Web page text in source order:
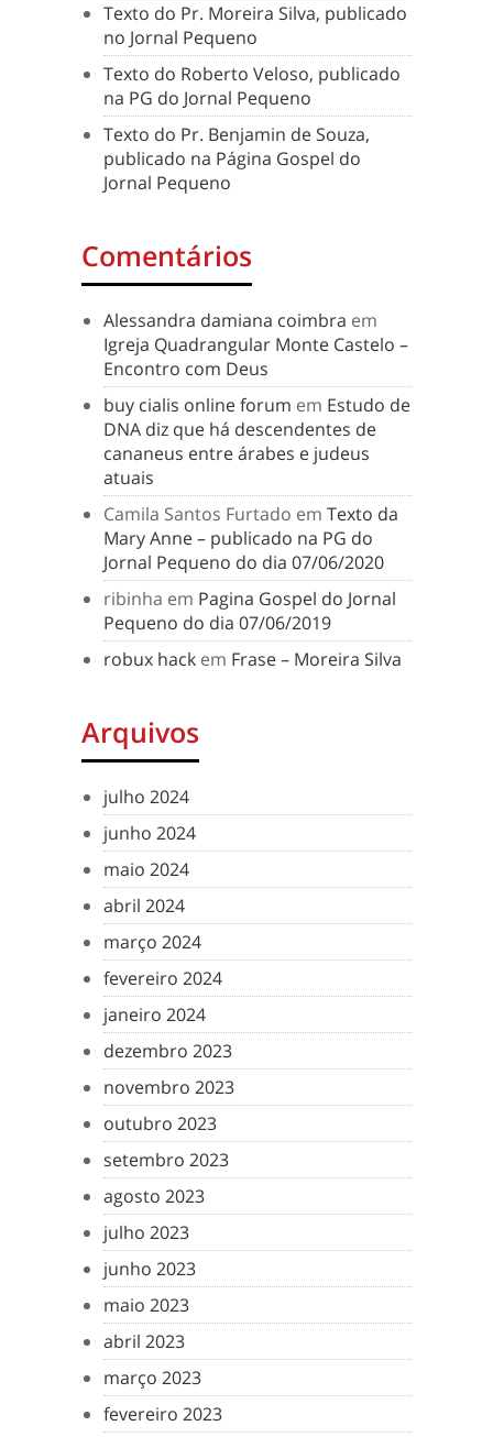
Texto do Pr. Moreira Silva, publicado
no Jornal Pequeno
Texto do Roberto Veloso, publicado
na PG do Jornal Pequeno
Texto do Pr. Benjamin de Souza,
publicado na Página Gospel do
Jornal Pequeno
Comentários
Alessandra damiana coimbra em
Igreja Quadrangular Monte Castelo –
Encontro com Deus
buy cialis online forum em Estudo de
DNA diz que há descendentes de
cananeus entre árabes e judeus
atuais
Camila Santos Furtado em Texto da
Mary Anne – publicado na PG do
Jornal Pequeno do dia 07/06/2020
ribinha em Pagina Gospel do Jornal
Pequeno do dia 07/06/2019
robux hack em Frase – Moreira Silva
Arquivos
julho 2024
junho 2024
maio 2024
abril 2024
março 2024
fevereiro 2024
janeiro 2024
dezembro 2023
novembro 2023
outubro 2023
setembro 2023
agosto 2023
julho 2023
junho 2023
maio 2023
abril 2023
março 2023
fevereiro 2023